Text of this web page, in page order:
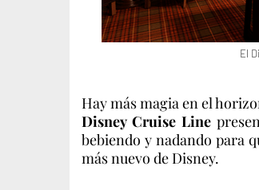
El
Hay más magia en el
Disney Cruise Line
bebiendo y nadando para
más nuevo de Disney.